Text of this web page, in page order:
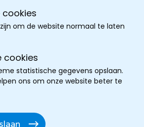
cookies
om de website normaal te laten
cookies
statistische gegevens opslaan.
ons om onze website beter te
Footer